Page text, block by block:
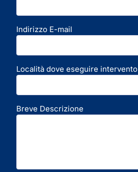
Indirizzo E-mail
Località dove eseguire intervento
Breve Descrizione